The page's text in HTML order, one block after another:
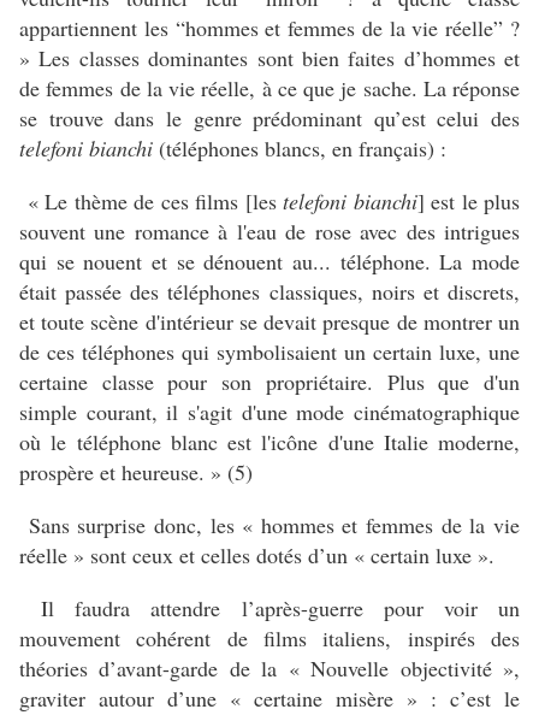
appartiennent les “hommes et femmes de la vie réelle” ?
» Les classes dominantes sont bien faites d’hommes et
de femmes de la vie réelle, à ce que je sache. La réponse
se trouve dans le genre prédominant qu’est celui des
telefoni bianchi (téléphones blancs, en français) :
« Le thème de ces films [les telefoni bianchi] est le plus
souvent une romance à l'eau de rose avec des intrigues
qui se nouent et se dénouent au... téléphone. La mode
était passée des téléphones classiques, noirs et discrets,
et toute scène d'intérieur se devait presque de montrer un
de ces téléphones qui symbolisaient un certain luxe, une
certaine classe pour son propriétaire. Plus que d'un
simple courant, il s'agit d'une mode cinématographique
où le téléphone blanc est l'icône d'une Italie moderne,
prospère et heureuse. » (5)
Sans surprise donc, les « hommes et femmes de la vie
réelle » sont ceux et celles dotés d’un « certain luxe ».
Il faudra attendre l’après-guerre pour voir un
mouvement cohérent de films italiens, inspirés des
théories d’avant-garde de la « Nouvelle objectivité »,
graviter autour d’une « certaine misère » : c’est le